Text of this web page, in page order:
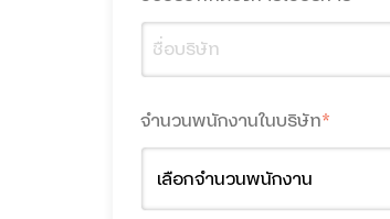
จำนวนพนักงานในบริษัท*